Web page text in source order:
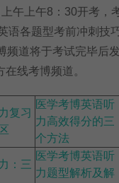
上午上午8：30开考，
语各题型考前冲刺技
频道将于考试完毕后
线考博频道。
复习
医学考博英语听
力高效得分的三
个方法
：三
医学考博英语听
力题型解析及解